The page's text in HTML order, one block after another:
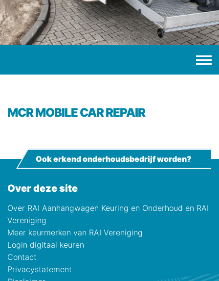
MCR MOBILE CAR REPAIR
Over deze site
Over RAI Aanhangwagen Keuring en Onderhoud en RAI
Vereniging
Meer keurmerken van RAI Vereniging
Login digitaal keuren
Contact
Privacystatement
Ook erkend onderhoudsbedrijf worden?